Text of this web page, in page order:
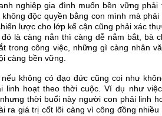
nghiệp gia đình muốn bền vững phải
độc quyền bằng con mình mà phải
lược cho lớp kế cận cũng phải xác
là càng nắn thì càng dễ nắm bắt, bà
trong công việc, những gì càng nhân
càng bền vững.
không có đạo đức cũng coi như
linh hoạt theo thời cuộc. Ví dụ như
thời buổi này người con phải linh
ra giá trị cốt lõi càng vì công đồng